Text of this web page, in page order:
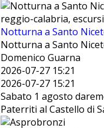
reggio-calabria,
Notturna a Santo
Notturna a Santo
Domenico Guarna
2026-07-27 15:21
2026-07-27 15:21
Sabato 1 agosto
Paterriti al Castello di